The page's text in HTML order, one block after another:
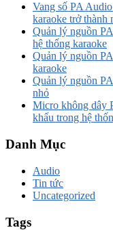
Vang số PA
karaoke trở thành
Quản lý nguồn
hệ thống karaoke
Quản lý nguồn
karaoke
Quản lý nguồn
nhỏ
Micro không dây
khấu trong hệ
Danh Mục
Audio
Tin tức
Uncategorized
Tags